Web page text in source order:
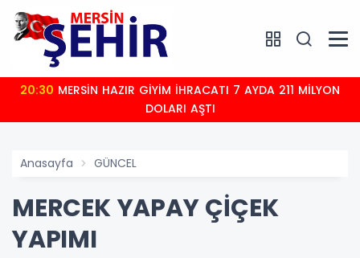
20:30
DOLARI AŞTI
Anasayfa GÜNCEL
MERCEK YAPAY ÇİÇEK
YAPIMI